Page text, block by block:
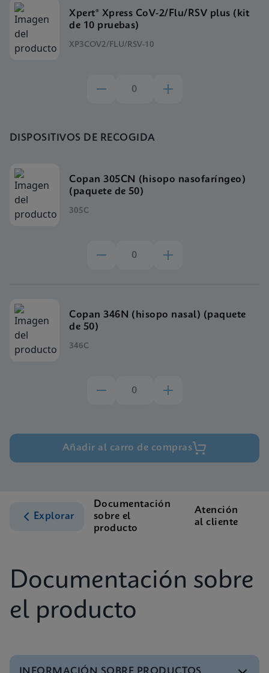
Xpert® Xpress CoV-2/Flu/RSV plus (kit
de 10 pruebas)
XP3COV2/FLU/RSV-10
DISPOSITIVOS DE RECOGIDA
Copan 305CN (hisopo nasofaríngeo)
(paquete de 50)
305C
Copan 346N (hisopo nasal) (paquete
de 50)
346C
Añadir al carro de compras
Explorar
Documentación
sobre el
producto
Atención
al cliente
Documentación sobre
el producto